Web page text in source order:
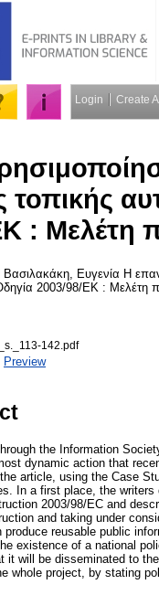
Login Create
: Μελέτη
Βασιλακάκη, Ευγενία Η
Οδηγία 2003/98/ΕΚ :
142.pdf
Preview
the Information
dynamic action that
article, using the Case
In a first place, the
2003/98/EC and
and taking under
reusable public
existence of a national
it will be disseminated to
whole project, by stating